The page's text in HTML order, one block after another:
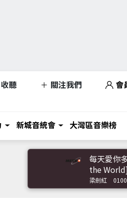
收聽 關注我們 會
新城音統會 大灣區音樂榜
每天愛你
the
梁劍紅